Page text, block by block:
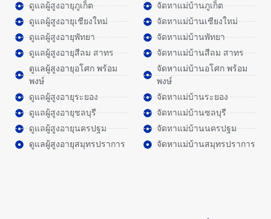
ดูแลผู้สูงอายุภูเก็ต
ดูแลผู้สูงอายุเชียงใหม่
ดูแลผู้สูงอายุพัทยา
ดูแลผู้สูงอายุสีลม สาทร
ดูแลผู้สูงอายุอโศก พร้อม
พงษ์
ดูแลผู้สูงอายุระยอง
ดูแลผู้สูงอายุชลบุรี
ดูแลผู้สูงอายุนครปฐม
ดูแลผู้สูงอายุสมุทรปราการ
จัดหาแม่บ้านภูเก็ต
จัดหาแม่บ้านเชียงใหม่
จัดหาแม่บ้านพัทยา
จัดหาแม่บ้านสีลม สาทร
จัดหาแม่บ้านอโศก พร้อม
พงษ์
จัดหาแม่บ้านระยอง
จัดหาแม่บ้านชลบุรี
จัดหาแม่บ้านนครปฐม
จัดหาแม่บ้านสมุทรปราการ